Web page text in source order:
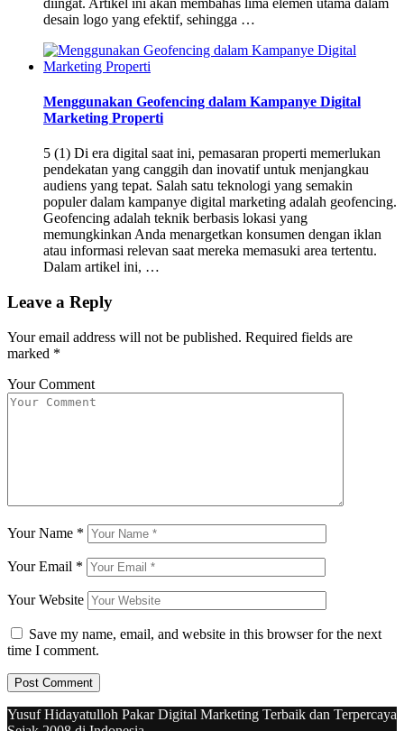
desain logo yang efektif, sehingga …
Menggunakan Geofencing dalam Kampanye Digital
Marketing Properti
5 (1) Di era digital saat ini, pemasaran properti memerlukan
pendekatan yang canggih dan inovatif untuk menjangkau
audiens yang tepat. Salah satu teknologi yang semakin
populer dalam kampanye digital marketing adalah geofencing.
Geofencing adalah teknik berbasis lokasi yang
memungkinkan Anda menargetkan konsumen dengan iklan
atau informasi relevan saat mereka memasuki area tertentu.
Dalam artikel ini, …
Leave a Reply
Your email address will not be published. Required fields are
marked *
Your Comment
Your Name *
Your Email *
Your Website
Save my name, email, and website in this browser for the next
time I comment.
Yusuf Hidayatulloh Pakar Digital Marketing Terbaik dan Terpercaya